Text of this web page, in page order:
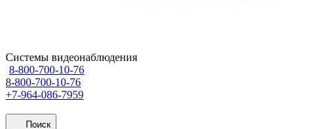
Системы видеонаблюдения
8-800-700-10-76
8-800-700-10-76
+7-964-086-7959
Поиск